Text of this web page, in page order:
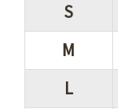
S
M
L